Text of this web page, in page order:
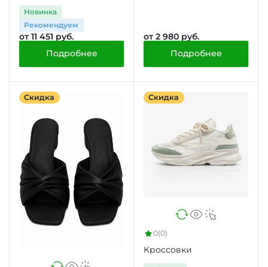
Новинка
Рекомендуем
от 11 451 руб.
Подробнее
от 2 980 руб.
Подробнее
Скидка Скидка
0(0)
Кроссовки